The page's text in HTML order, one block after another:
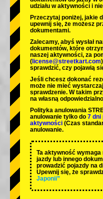
udziału w aktywności i
Przeczytaj poniżej, jakie
upewnij się, że możesz
dokumentami.
Zalecamy, abyś wysłał
dokumentów, które
naszej aktywności, za
( license@streetkart.com
sprawdzić, czy pojawią
Jeśli chcesz dokonać
może nie mieć
sprawdzenie. W takim
na własną
Polityka anulowania
anulowanie tylko do 7 dni
aktywności (Czas
anulowanie.
Ta aktywność
jazdy lub innego
prowadzić pojazdy na
Upewnij się, że
Japonii”